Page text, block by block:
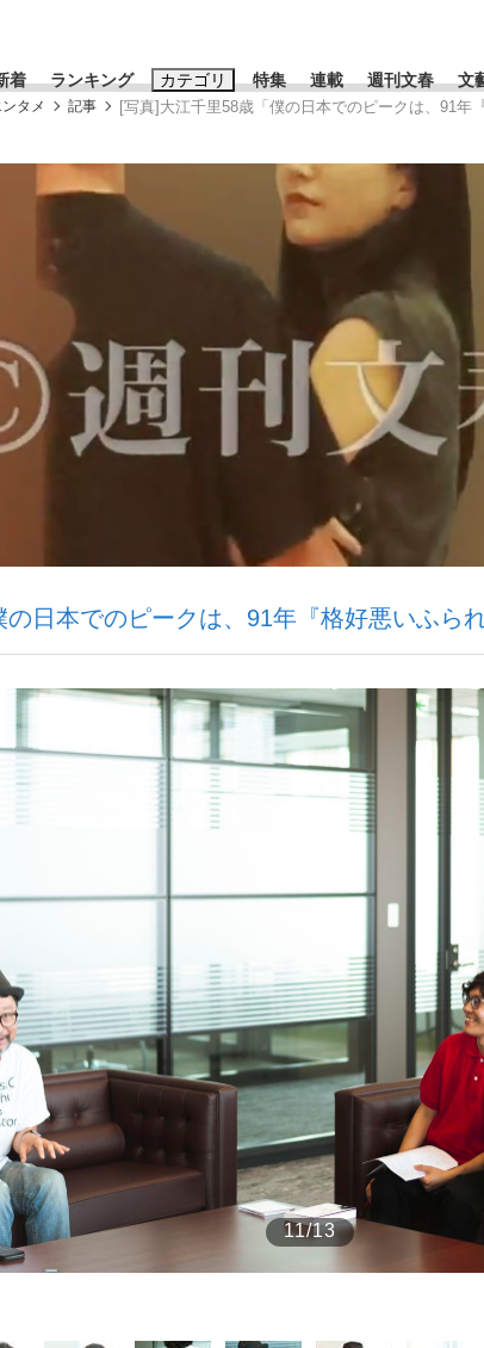
着 ランキング カテゴリ
でも…」本田圭佑が初めて明かした日本代表監督に...
かれなかった」侍ジャパン選手が証言した“NPB聞...
ったからと言って…」サッカー日本代表・森保一監督...
もっと
特集
撃せよ。
連載 週刊文春 文
おすすめのキーワードタグ一覧
#高市早苗 #後藤真希 #
#玉木雄一郎
ンタメ 記事 [写真]大江千里58歳「僕の日本でのピークは、91年
日本でのピークは、91年『格好悪いふら
11/13